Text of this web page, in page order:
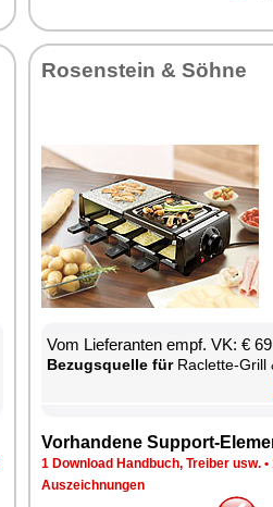
Ro­sen­stein & Söh­ne
Vom Lie­fe­ran­ten empf. VK: €
Be­zugs­quel­le fürRa­clette-Grill
Vor­han­de­ne Sup­port-
1 Down­load Hand­buch, Trei­ber usw. •
Aus­zeich­nun­gen